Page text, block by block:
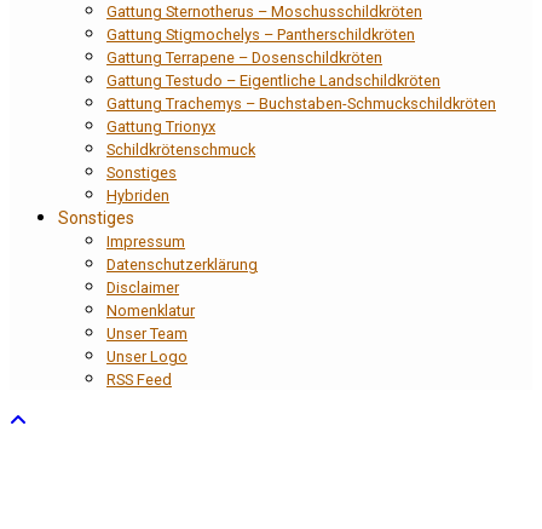
Gattung Sternotherus – Moschusschildkröten
Gattung Stigmochelys – Pantherschildkröten
Gattung Terrapene – Dosenschildkröten
Gattung Testudo – Eigentliche Landschildkröten
Gattung Trachemys – Buchstaben-Schmuckschildkröten
Gattung Trionyx
Schildkrötenschmuck
Sonstiges
Hybriden
Sonstiges
Impressum
Datenschutzerklärung
Disclaimer
Nomenklatur
Unser Team
Unser Logo
RSS Feed